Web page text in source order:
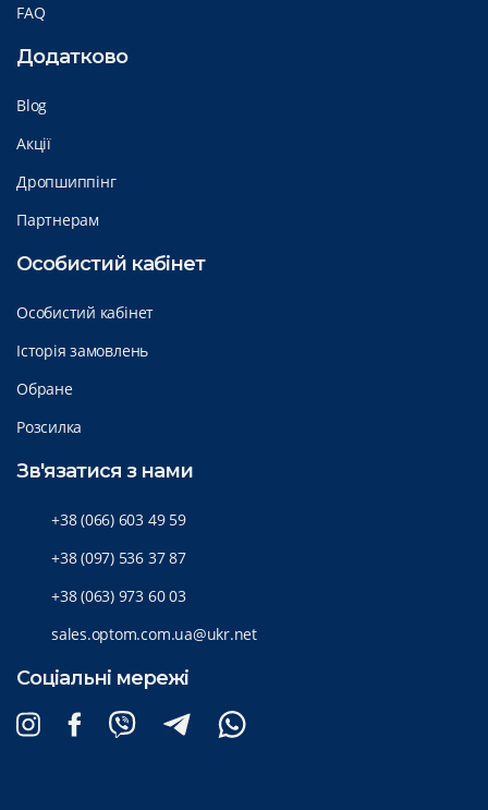
FAQ
Додатково
Blog
Акції
Дропшиппінг
Партнерам
Особистий кабінет
Особистий кабінет
Історія замовлень
Обране
Розсилка
Зв'язатися з нами
+38 (066) 603 49 59
+38 (097) 536 37 87
+38 (063) 973 60 03
sales.optom.com.ua@ukr.net
Соціальні мережі